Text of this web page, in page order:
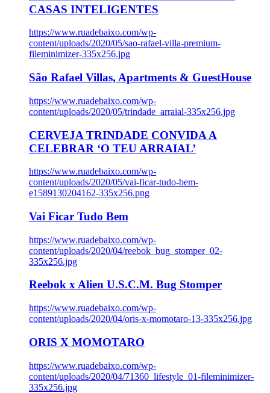
CASAS INTELIGENTES
https://www.ruadebaixo.com/wp-
content/uploads/2020/05/sao-rafael-villa-premium-
fileminimizer-335x256.jpg
São Rafael Villas, Apartments & GuestHouse
https://www.ruadebaixo.com/wp-
content/uploads/2020/05/trindade_arraial-335x256.jpg
CERVEJA TRINDADE CONVIDA A
CELEBRAR ‘O TEU ARRAIAL’
https://www.ruadebaixo.com/wp-
content/uploads/2020/05/vai-ficar-tudo-bem-
e1589130204162-335x256.png
Vai Ficar Tudo Bem
https://www.ruadebaixo.com/wp-
content/uploads/2020/04/reebok_bug_stomper_02-
335x256.jpg
Reebok x Alien U.S.C.M. Bug Stomper
https://www.ruadebaixo.com/wp-
content/uploads/2020/04/oris-x-momotaro-13-335x256.jpg
ORIS X MOMOTARO
https://www.ruadebaixo.com/wp-
content/uploads/2020/04/71360_lifestyle_01-fileminimizer-
335x256.jpg